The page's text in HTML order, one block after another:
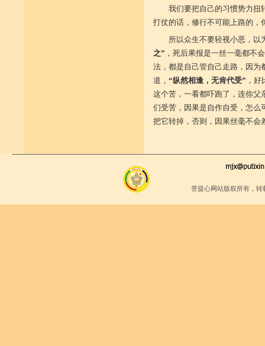
我们要把自己的习惯势力扭
打仗的话，修行不可能上路的，
所以众生不要轻视小恶，以
之” ，死后果报是一丝一毫都不
法，都是自己管自己走路，因为
道， “纵然相逢，无肯代受” ，
这个苦，一看都吓跑了，连你父
们受苦，因果是自作自受，怎么
把它转掉，否则，因果丝毫不会
菩提心网站版权所有，